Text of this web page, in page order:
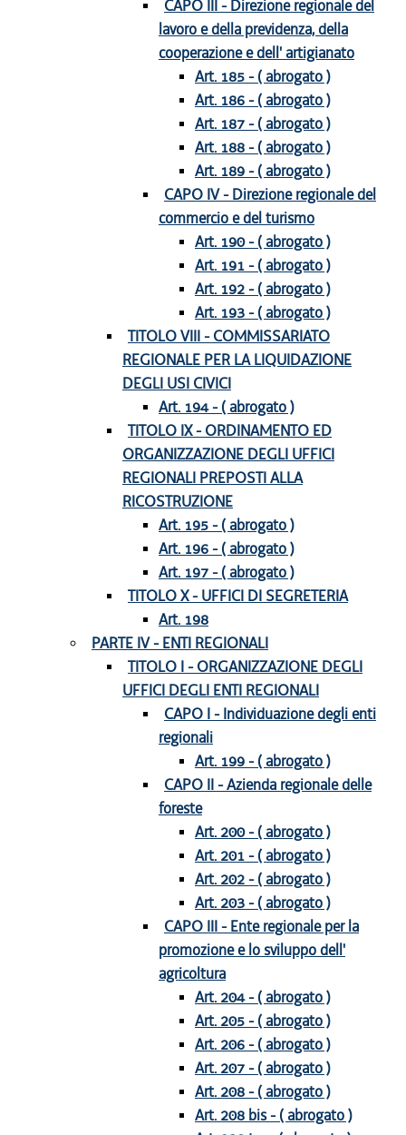
CAPO III - Direzione regionale del
lavoro e della previdenza, della
cooperazione e dell' artigianato
Art. 185 - ( abrogato )
Art. 186 - ( abrogato )
Art. 187 - ( abrogato )
Art. 188 - ( abrogato )
Art. 189 - ( abrogato )
CAPO IV - Direzione regionale del
commercio e del turismo
Art. 190 - ( abrogato )
Art. 191 - ( abrogato )
Art. 192 - ( abrogato )
Art. 193 - ( abrogato )
TITOLO VIII - COMMISSARIATO
REGIONALE PER LA LIQUIDAZIONE
DEGLI USI CIVICI
Art. 194 - ( abrogato )
TITOLO IX - ORDINAMENTO ED
ORGANIZZAZIONE DEGLI UFFICI
REGIONALI PREPOSTI ALLA
RICOSTRUZIONE
Art. 195 - ( abrogato )
Art. 196 - ( abrogato )
Art. 197 - ( abrogato )
TITOLO X - UFFICI DI SEGRETERIA
Art. 198
PARTE IV - ENTI REGIONALI
TITOLO I - ORGANIZZAZIONE DEGLI
UFFICI DEGLI ENTI REGIONALI
CAPO I - Individuazione degli enti
regionali
Art. 199 - ( abrogato )
CAPO II - Azienda regionale delle
foreste
Art. 200 - ( abrogato )
Art. 201 - ( abrogato )
Art. 202 - ( abrogato )
Art. 203 - ( abrogato )
CAPO III - Ente regionale per la
promozione e lo sviluppo dell'
agricoltura
Art. 204 - ( abrogato )
Art. 205 - ( abrogato )
Art. 206 - ( abrogato )
Art. 207 - ( abrogato )
Art. 208 - ( abrogato )
Art. 208 bis - ( abrogato )